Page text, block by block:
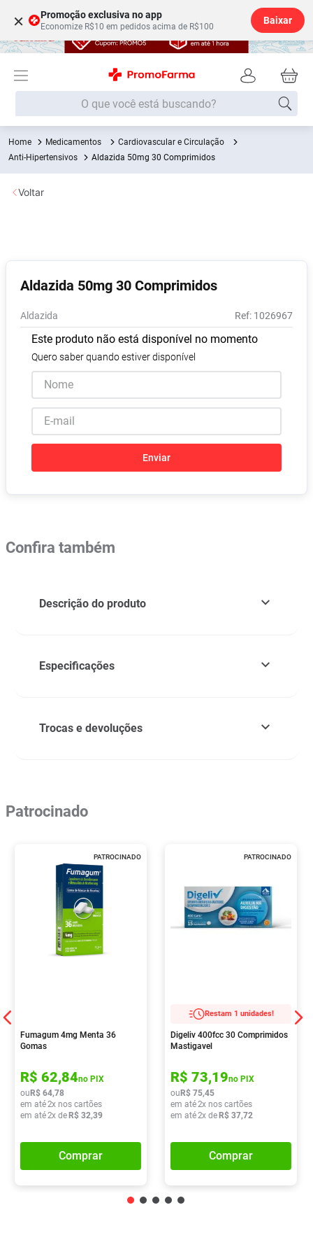
× Promoção exclusiva no app
Economize R$10 em pedidos acima de R$100
Baixar
O que você está buscando?
Medicamentos
Cardiovascular e Circulação
Anti-Hipertensivos
Aldazida 50mg 30 Comprimidos
Aldazida 50mg 30 Comprimidos
Aldazida : 1026967
Este produto não está disponível no momento
Quero saber quando estiver disponível
Enviar
Voltar
Confira também
Descrição do produto
Especificações
Trocas e devoluções
Patrocinado
PATROCINADO
Fumagum 4mg Menta 36
Gomas
R$ 62,84no PIX
ou R$ 64,78
em até2x nos cartões
em até2x de R$ 32,39
Comprar
PATROCINADO
Restam 1 unidades!
Digeliv 400fcc 30 Comprimidos
Mastigavel
R$ 73,19no PIX
ou R$ 75,45
em até2x nos cartões
em até2x de R$ 37,72
Comprar
Termos mais buscados
1º Fralda
2
5º Fralda G
6º Shampoo
8º Absorvente
9º Lavitan
10º Vitamina D